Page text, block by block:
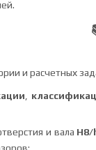
и расчетных
и вала H8/